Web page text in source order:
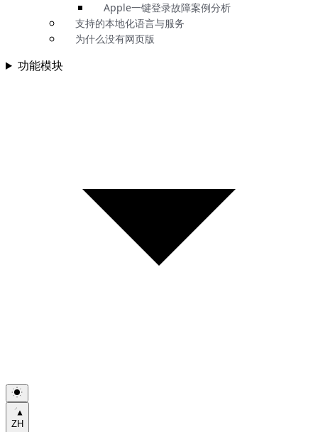
Apple一键登录故障案例分析
支持的本地化语言与服务
为什么没有网页版
功能模块
ZH